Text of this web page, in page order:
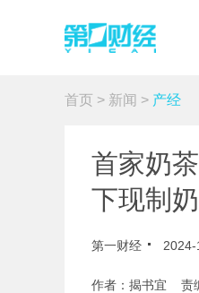
首页 > 新闻 > 产经
首家奶
下现制
第一财经
作者：揭书宜 责